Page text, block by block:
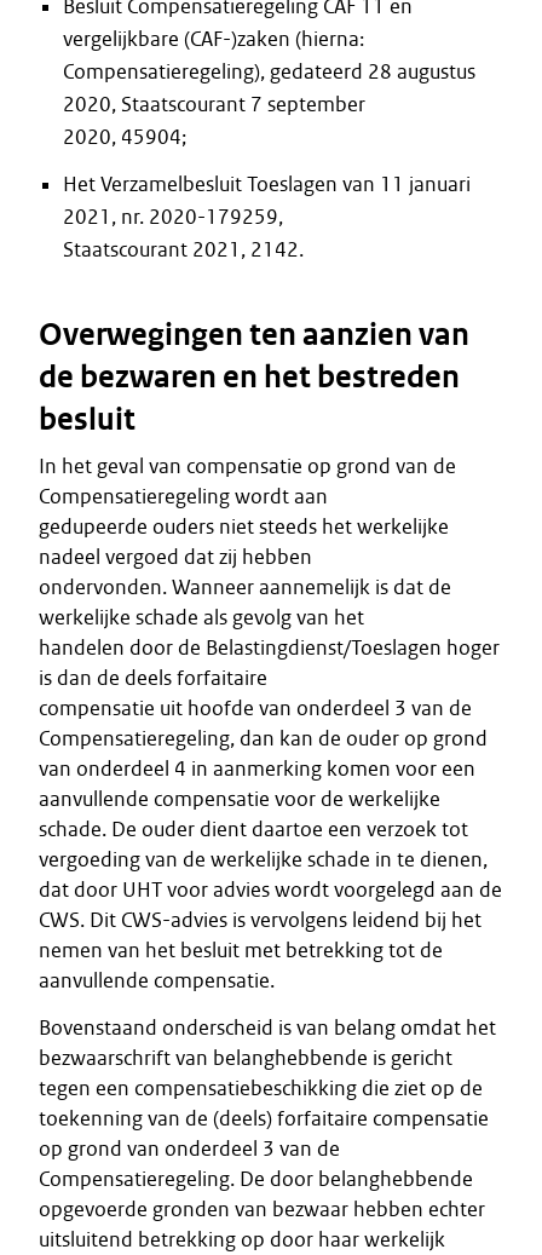
Besluit Compensatieregeling CAF 11 en
vergelijkbare (CAF-)zaken (hierna:
Compensatieregeling), gedateerd 28 augustus
2020, Staatscourant 7 september
2020, 45904;
Het Verzamelbesluit Toeslagen van 11 januari
2021, nr. 2020-179259,
Staatscourant 2021, 2142.
Overwegingen ten aanzien van
de bezwaren en het bestreden
besluit
In het geval van compensatie op grond van de
Compensatieregeling wordt aan
gedupeerde ouders niet steeds het werkelijke
nadeel vergoed dat zij hebben
ondervonden. Wanneer aannemelijk is dat de
werkelijke schade als gevolg van het
handelen door de Belastingdienst/Toeslagen hoger
is dan de deels forfaitaire
compensatie uit hoofde van onderdeel 3 van de
Compensatieregeling, dan kan de ouder op grond
van onderdeel 4 in aanmerking komen voor een
aanvullende compensatie voor de werkelijke
schade. De ouder dient daartoe een verzoek tot
vergoeding van de werkelijke schade in te dienen,
dat door UHT voor advies wordt voorgelegd aan de
CWS. Dit CWS-advies is vervolgens leidend bij het
nemen van het besluit met betrekking tot de
aanvullende compensatie.
Bovenstaand onderscheid is van belang omdat het
bezwaarschrift van belanghebbende is gericht
tegen een compensatiebeschikking die ziet op de
toekenning van de (deels) forfaitaire compensatie
op grond van onderdeel 3 van de
Compensatieregeling. De door belanghebbende
opgevoerde gronden van bezwaar hebben echter
uitsluitend betrekking op door haar werkelijk